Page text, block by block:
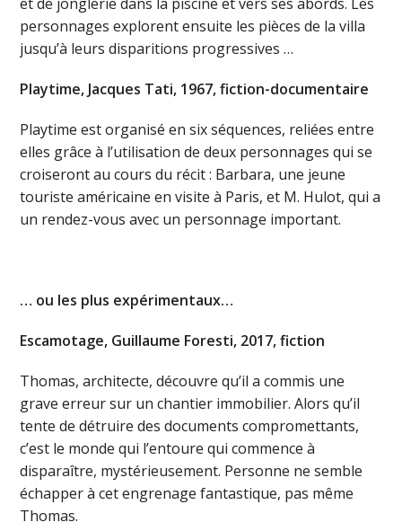
personnages explorent ensuite les pièces de la villa
jusqu’à leurs disparitions progressives …
Playtime, Jacques Tati, 1967, fiction-documentaire
Playtime est organisé en six séquences, reliées entre
elles grâce à l’utilisation de deux personnages qui se
croiseront au cours du récit : Barbara, une jeune
touriste américaine en visite à Paris, et M. Hulot, qui a
un rendez-vous avec un personnage important.
… ou les plus expérimentaux…
Escamotage, Guillaume Foresti, 2017, fiction
Thomas, architecte, découvre qu’il a commis une
grave erreur sur un chantier immobilier. Alors qu’il
tente de détruire des documents compromettants,
c’est le monde qui l’entoure qui commence à
disparaître, mystérieusement. Personne ne semble
échapper à cet engrenage fantastique, pas même
Thomas.